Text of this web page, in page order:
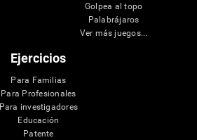
Golpea al topo
Palabrájaros
Ver más juegos...
Ejercicios
Para Familias
Para Profesionales
Para investigadores
Educación
Patente